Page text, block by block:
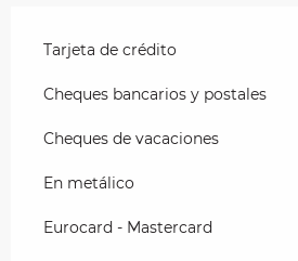
Tarjeta de crédito
Cheques bancarios y postales
Cheques de vacaciones
En metálico
Eurocard - Mastercard